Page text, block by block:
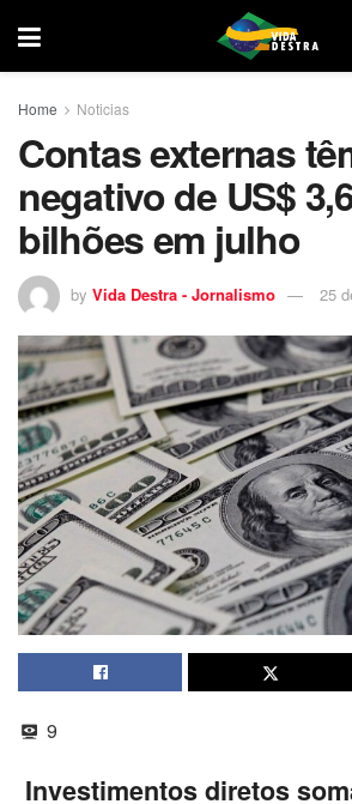
Home Noticias
Contas externas
negativo de US$
bilhões em julho
by Vida Destra - Jornalismo 25
9
Investimentos diretos